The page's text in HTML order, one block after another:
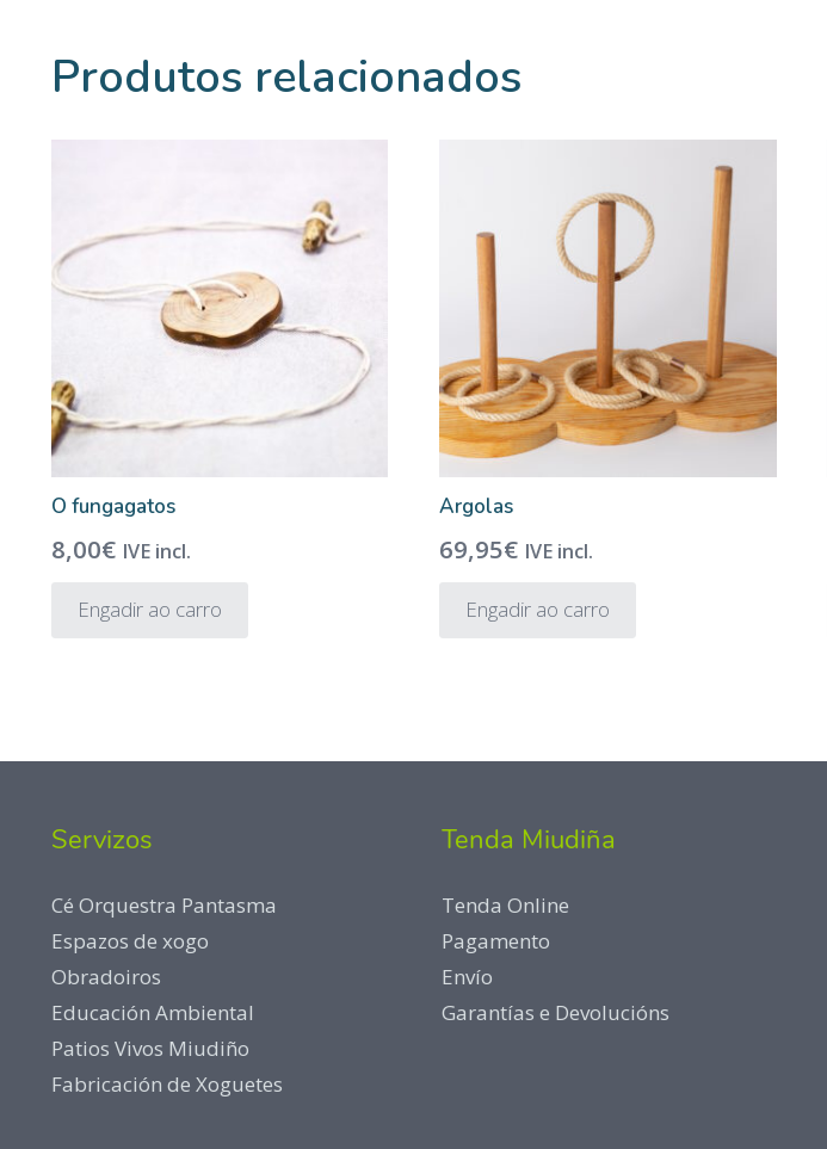
Produtos relacionados
O fungagatos
8,00€ IVE incl.
Engadir ao carro
Argolas
69,95€ IVE incl.
Engadir ao carro
Servizos
Cé Orquestra Pantasma
Espazos de xogo
Obradoiros
Educación Ambiental
Patios Vivos Miudiño
Fabricación de Xoguetes
Tenda Miudiña
Tenda Online
Pagamento
Envío
Garantías e Devolucións